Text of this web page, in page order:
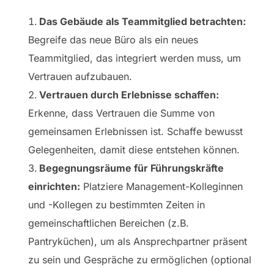
Das Gebäude als Teammitglied betrachten:
Begreife das neue Büro als ein neues
Teammitglied, das integriert werden muss, um
Vertrauen aufzubauen.
Vertrauen durch Erlebnisse schaffen:
Erkenne, dass Vertrauen die Summe von
gemeinsamen Erlebnissen ist. Schaffe bewusst
Gelegenheiten, damit diese entstehen können.
Begegnungsräume für Führungskräfte
einrichten: Platziere Management-Kolleginnen
und -Kollegen zu bestimmten Zeiten in
gemeinschaftlichen Bereichen (z.B.
Pantryküchen), um als Ansprechpartner präsent
zu sein und Gespräche zu ermöglichen (optional